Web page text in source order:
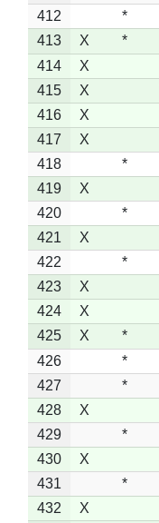
412
*
413
X *
414
X
415
X
416
X
417
X
418
*
419
X
420
*
421
X
422
*
423
X
424
X
425
X *
426
*
427
*
428
X
429
*
430
X
431
*
432
X